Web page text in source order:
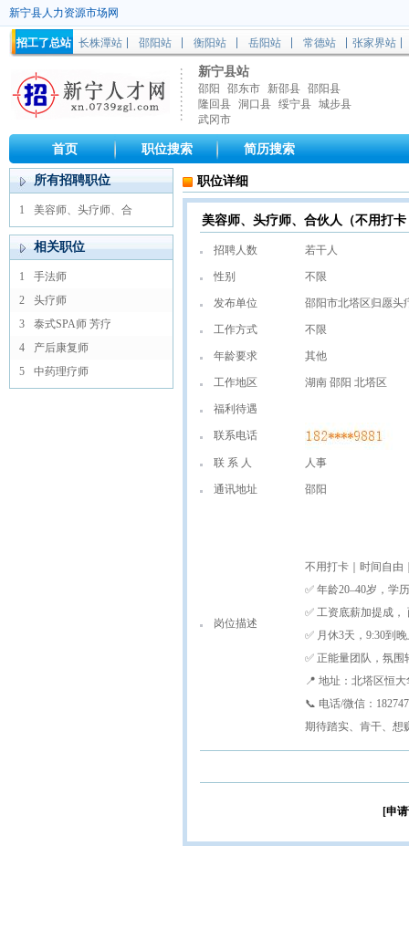
新宁县人力资源市场网
招工了总站 长株潭站 邵阳站 衡阳站 岳阳站 常德站 张家界站
新宁县站
邵阳 邵东市 新邵县 邵阳县
隆回县 洞口县 绥宁县 城步县
武冈市
首页 职位搜索 简历搜索
所有招聘职位
1 美容师、头疗师、合
相关职位
1
手法师
2
头疗师
3
泰式SPA师 芳疗
4
产后康复师
5
中药理疗师
职位详细
美容师、头疗师、合伙人（不用打
招聘人数 若干人
性别 不限
发布单位 邵阳市北塔区归愿头
工作方式 不限
年龄要求 其他
工作地区 湖南 邵阳 北塔区
福利待遇
联系电话
联 系 人 人事
通讯地址 邵阳
岗位描述
不用打卡｜时间自由
✅ 年龄20–40岁，学
✅ 工资底薪加提成，
✅ 月休3天，9:30到
✅ 正能量团队，氛
📍 地址：北塔区恒
📞 电话/微信：
期待踏实、肯干、想
[申